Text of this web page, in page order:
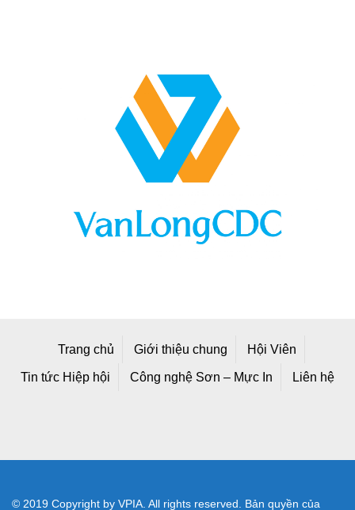
Trang chủ Giới thiệu chung Hội Viên
Tin tức Hiệp hội Công nghệ Sơn – Mực In Liên hệ
© 2019 Copyright by VPIA. All rights reserved. Bản quyền của